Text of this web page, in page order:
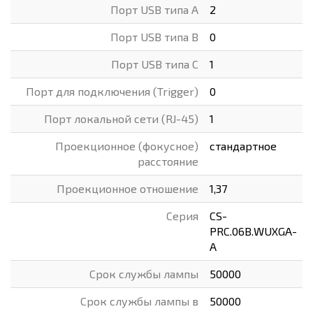
Порт USB типа A 2
Порт USB типа B 0
Порт USB типа C 1
Порт для подключения (Trigger) 0
Порт локальной сети (RJ-45) 1
Проекционное (фокусное)
расстояние
стандартное
Проекционное отношение 1,37
Серия
CS-
PRC.06B.WUXGA-
A
Срок службы лампы 50000
Срок службы лампы в
50000